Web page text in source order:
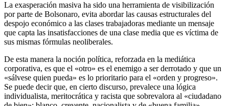
La exasperación masiva ha sido una herramienta de visibilización
por parte de Bolsonaro, evita abordar las causas estructurales del
despojo económico a las clases trabajadoras mediante un mensaje
que capta las insatisfacciones de una clase media que es víctima de
sus mismas fórmulas neoliberales.
De esta manera la noción política, reforzada en la mediática
corporativa, es que el «otro» es el enemigo a ser derrotado y que un
«sálvese quien pueda» es lo prioritario para el «orden y progreso».
Se puede decir que, en cierto discurso, prevalece una lógica
individualista, meritocrática y racista que sobrevalora al «ciudadano